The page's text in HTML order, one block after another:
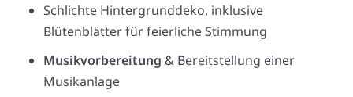
Schlichte Hintergrunddeko, inklusive
Blütenblätter für feierliche Stimmung
Musikvorbereitung & Bereitstellung einer
Musikanlage